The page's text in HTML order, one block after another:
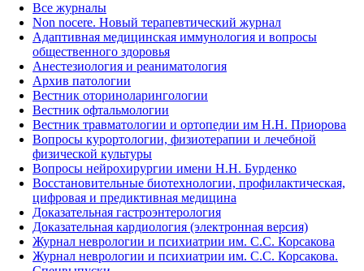
Все журналы
Non nocere. Новый терапевтический журнал
Адаптивная медицинская иммунология и вопросы
общественного здоровья
Анестезиология и реаниматология
Архив патологии
Вестник оториноларингологии
Вестник офтальмологии
Вестник травматологии и ортопедии им Н.Н. Приорова
Вопросы курортологии, физиотерапии и лечебной
физической культуры
Вопросы нейрохирургии имени Н.Н. Бурденко
Восстановительные биотехнологии, профилактическая,
цифровая и предиктивная медицина
Доказательная гастроэнтерология
Доказательная кардиология (электронная версия)
Журнал неврологии и психиатрии им. С.С. Корсакова
Журнал неврологии и психиатрии им. С.С. Корсакова.